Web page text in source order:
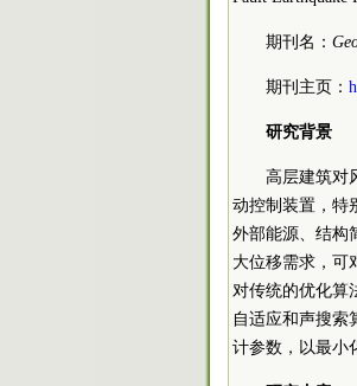
期刊名：
期刊主页：
研究背景
高层建筑对
动控制装置，特
外部能源、结构
大位移需求，可
对传统的优化算
自适应和声搜索
计参数，以最小